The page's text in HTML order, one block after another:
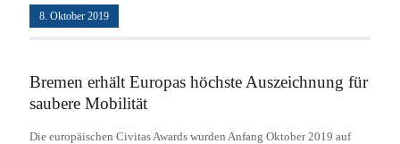
8. Oktober 2019
Bremen erhält Europas höchste Auszeichnung für
saubere Mobilität
Die europäischen Civitas Awards wurden Anfang Oktober 2019 auf